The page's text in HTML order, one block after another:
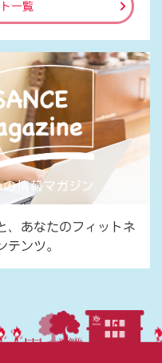
一覧
、あなたのフィットネ
テンツ。